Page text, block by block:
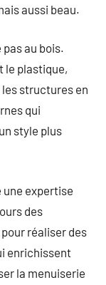
aussi beau.
au bois.
le plastique,
structures en
qui
style plus
expertise
des
réaliser des
enrichissent
la menuiserie